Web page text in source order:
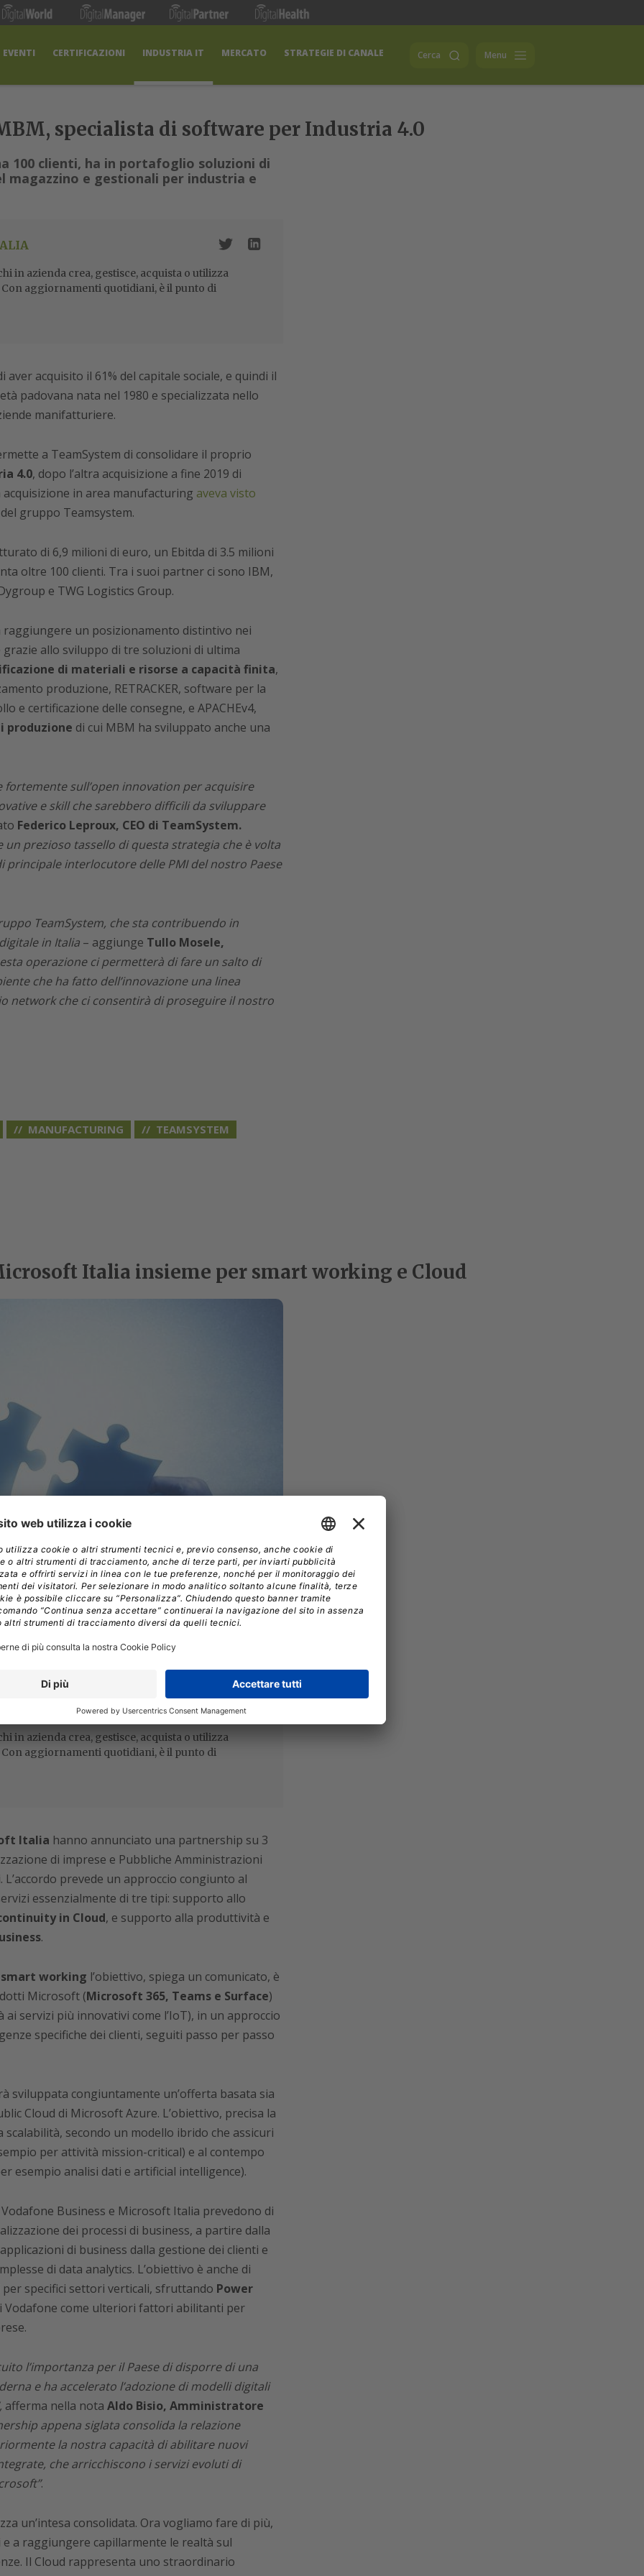
EVENTI CERTIFICAZIONI INDUSTRIA IT MERCATO STRATEGIE DI CANALE Cerca Menu
specialista di software per Industria 4.0
100 clienti, ha in portafoglio soluzioni di
magazzino e gestionali per industria e
in azienda crea, gestisce, acquista o utilizza
aggiornamenti quotidiani, è il punto di
aver acquisito il 61% del capitale sociale, e quindi il
padovana nata nel 1980 e specializzata nello
manifatturiere.
a TeamSystem di consolidare il proprio
4.0, dopo l’altra acquisizione a fine 2019 di
acquisizione in area manufacturing aveva visto
gruppo Teamsystem.
di 6,9 milioni di euro, un Ebitda di 3.5 milioni
oltre 100 clienti. Tra i suoi partner ci sono IBM,
e TWG Logistics Group.
un posizionamento distintivo nei
allo sviluppo di tre soluzioni di ultima
di materiali e risorse a capacità finita,
produzione, RETRACKER, software per la
e certificazione delle consegne, e APACHEv4,
produzione di cui MBM ha sviluppato anche una
sull’open innovation per acquisire
e skill che sarebbero difficili da sviluppare
Federico Leproux, CEO di TeamSystem.
un prezioso tassello di questa strategia che è volta
interlocutore delle PMI del nostro Paese
TeamSystem, che sta contribuendo in
in Italia– aggiunge Tullo Mosele,
operazione ci permetterà di fare un salto di
che ha fatto dell’innovazione una linea
network che ci consentirà di proseguire il nostro
MANUFACTURING TEAMSYSTEM
Italia insieme per smart working e Cloud
congiunto di soluzioni per aziende e PA
basate su Dynamics 365
in azienda crea, gestisce, acquista o utilizza
aggiornamenti quotidiani, è il punto di
Italia hanno annunciato una partnership su 3
di imprese e Pubbliche Amministrazioni
prevede un approccio congiunto al
essenzialmente di tre tipi: supporto allo
in Cloud, e supporto alla produttività e
.
smart working l’obiettivo, spiega un comunicato, è
Microsoft (Microsoft 365, Teams e Surface)
servizi più innovativi come l’IoT), in un approccio
specifiche dei clienti, seguiti passo per passo
sviluppata congiuntamente un’offerta basata sia
Cloud di Microsoft Azure. L’obiettivo, precisa la
secondo un modello ibrido che assicuri
per attività mission-critical) e al contempo
esempio analisi dati e artificial intelligence).
Business e Microsoft Italia prevedono di
dei processi di business, a partire dalla
di business dalla gestione dei clienti e
di data analytics. L’obiettivo è anche di
specifici settori verticali, sfruttando Power
Vodafone come ulteriori fattori abilitanti per
l’importanza per il Paese di disporre di una
e ha accelerato l’adozione di modelli digitali
afferma nella nota Aldo Bisio, Amministratore
appena siglata consolida la relazione
la nostra capacità di abilitare nuovi
che arricchiscono i servizi evoluti di
.
un’intesa consolidata. Ora vogliamo fare di più,
a raggiungere capillarmente le realtà sul
Il Cloud rappresenta uno straordinario